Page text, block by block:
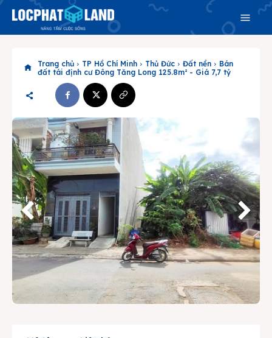
Search
Phiên bản cập nhật V3
& tìm kiếm nhanh chóng hơn
Trang chủ
Dự án
Mua bán
Cho thuê
Trang chủ TP Hồ Chí Minh Thủ Đức Đất nền
Bán
đất tái định cư Đông Tăng Long 125.8m² - Giá 7,7 tỷ